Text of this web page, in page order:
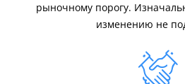
рыночному порогу.
изменению не